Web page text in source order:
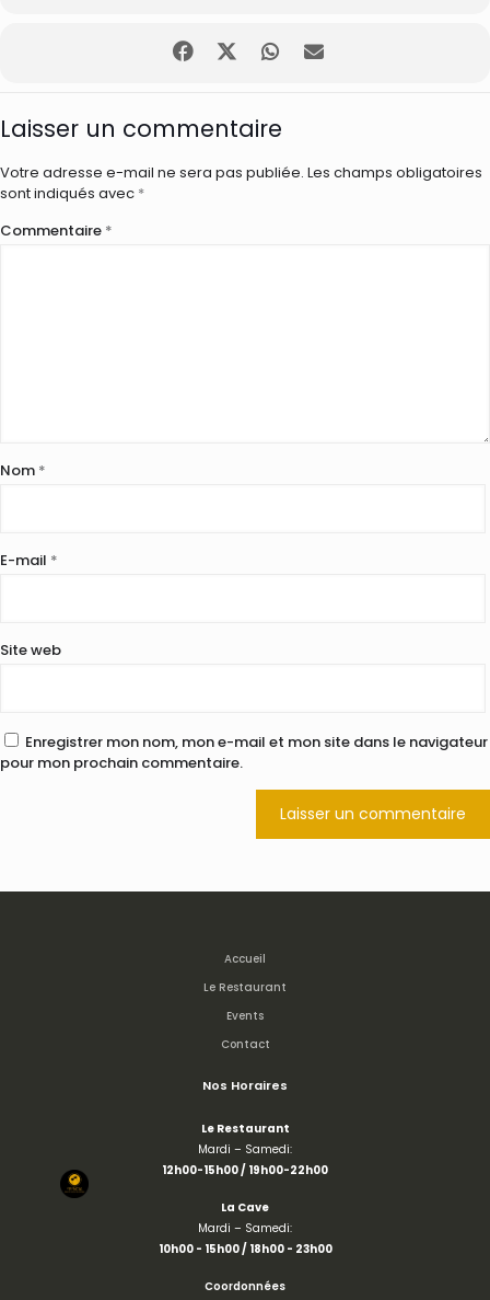
Laisser un commentaire
Votre adresse e-mail ne sera pas publiée. Les champs obligatoires
sont indiqués avec *
Commentaire *
Nom *
E-mail *
Site web
Enregistrer mon nom, mon e-mail et mon site dans le navigateur
pour mon prochain commentaire.
Accueil
Le Restaurant
Events
Contact
Nos Horaires
Le Restaurant
Mardi – Samedi:
12h00-15h00 / 19h00-22h00
La Cave
Mardi – Samedi:
10h00 - 15h00 / 18h00 - 23h00
Coordonnées